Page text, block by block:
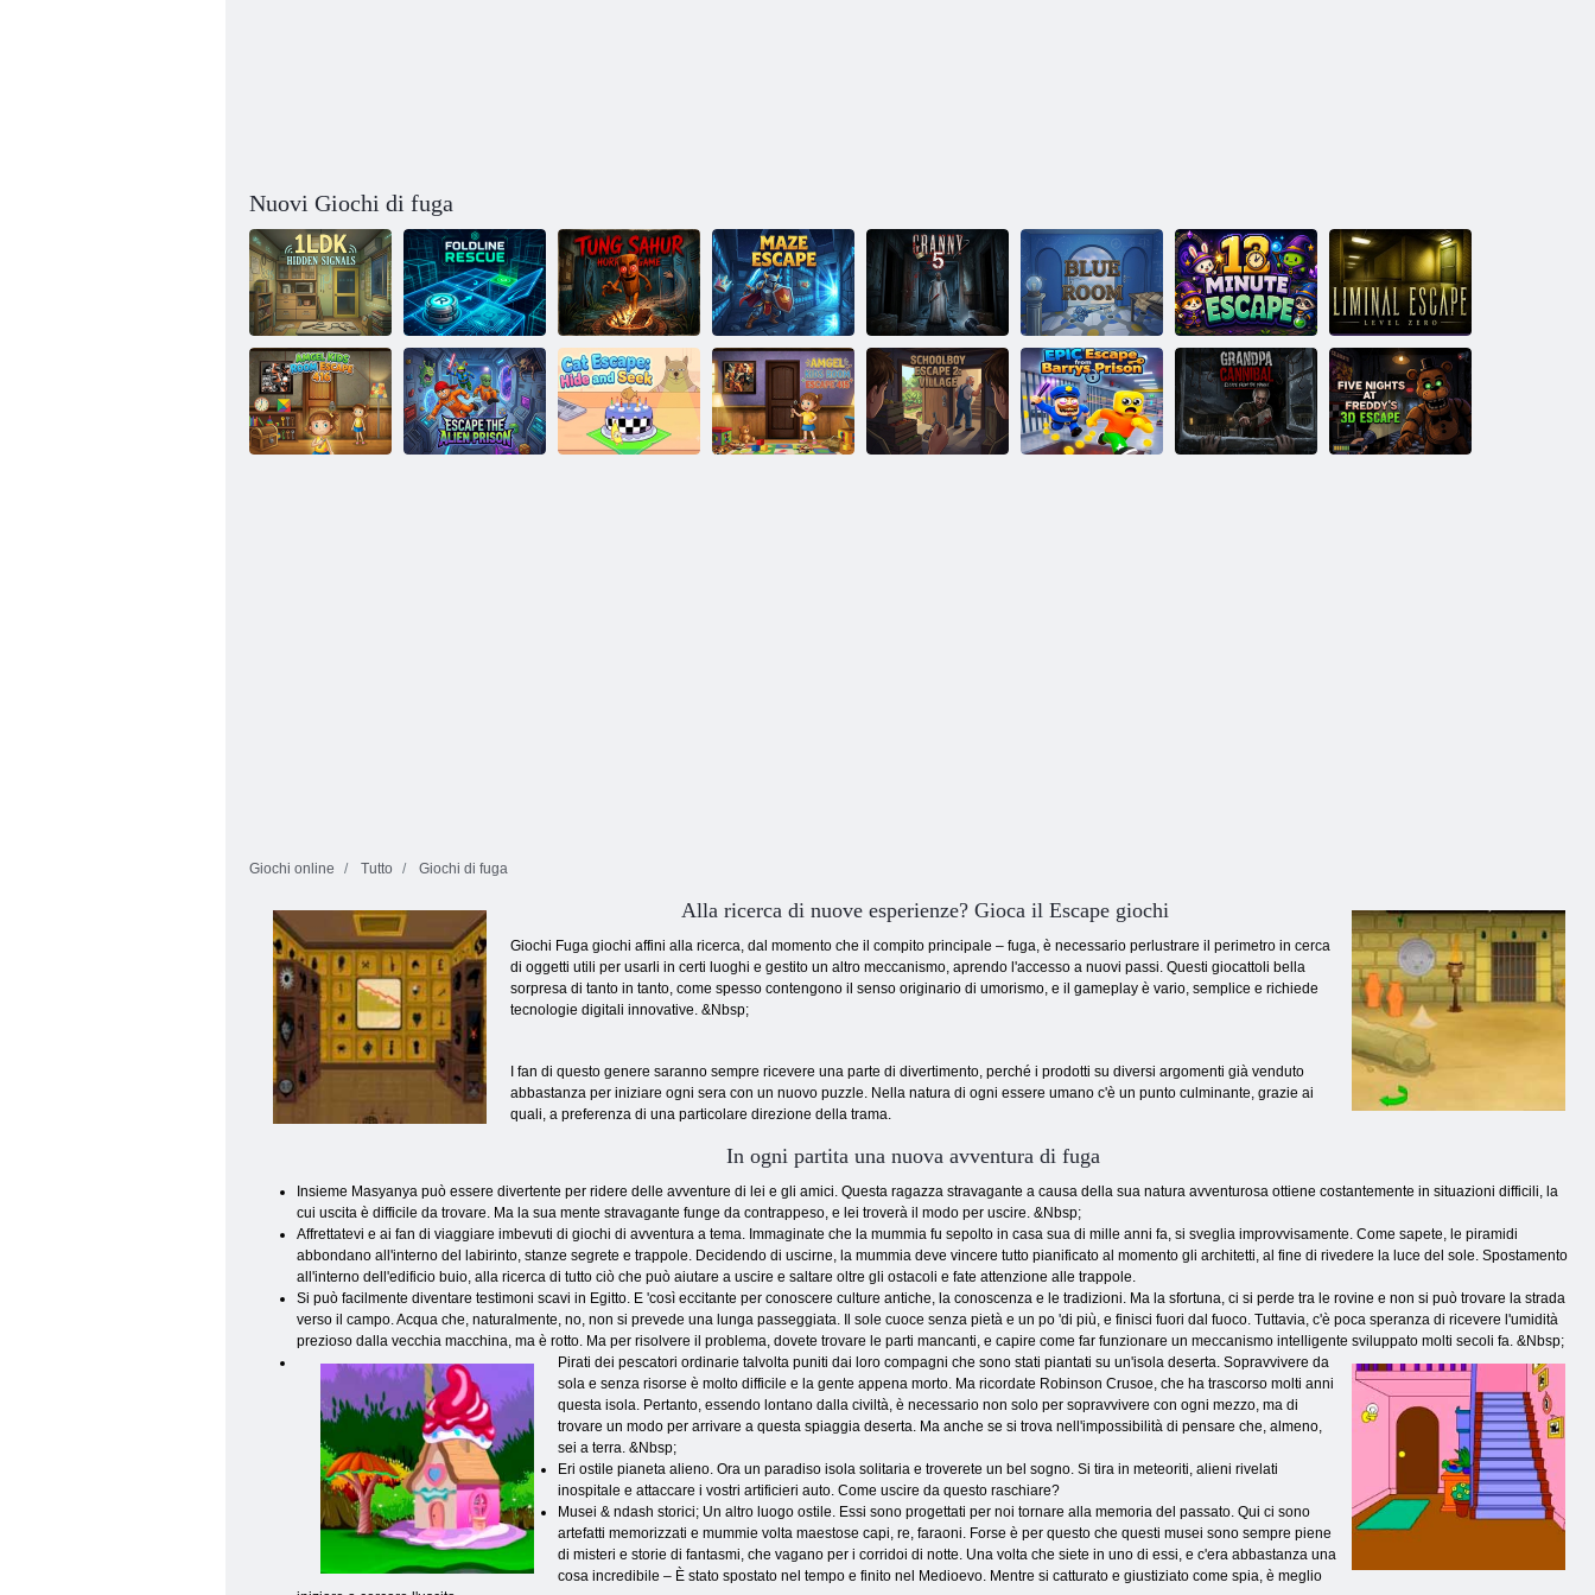
Nuovi Giochi di fuga
1LDK Segnali
nascosti
Salvataggio della
linea di piegatura
Gioco horror di
Tung Sahur
MazeEscape Nonna 5 Camera Blu
Fuga di 12
minuti
Fuga liminale:
livello zero
Giochi online Tutto Giochi di fuga
Alla ricerca di nuove esperienze? Gioca il Escape giochi
Giochi Fuga giochi affini alla ricerca, dal momento che il compito principale – fuga, è necessario perlustrare il perimetro in cerca
di oggetti utili per usarli in certi luoghi e gestito un altro meccanismo, aprendo l'accesso a nuovi passi. Questi giocattoli bella
sorpresa di tanto in tanto, come spesso contengono il senso originario di umorismo, e il gameplay è vario, semplice e richiede
tecnologie digitali innovative. &Nbsp;
I fan di questo genere saranno sempre ricevere una parte di divertimento, perché i prodotti su diversi argomenti già venduto
abbastanza per iniziare ogni sera con un nuovo puzzle. Nella natura di ogni essere umano c'è un punto culminante, grazie ai
quali, a preferenza di una particolare direzione della trama.
In ogni partita una nuova avventura di fuga
Insieme Masyanya può essere divertente per ridere delle avventure di lei e gli amici. Questa ragazza stravagante a causa della sua natura avventurosa ottiene costantemente in situazioni difficili, la
cui uscita è difficile da trovare. Ma la sua mente stravagante funge da contrappeso, e lei troverà il modo per uscire. &Nbsp;
Affrettatevi e ai fan di viaggiare imbevuti di giochi di avventura a tema. Immaginate che la mummia fu sepolto in casa sua di mille anni fa, si sveglia improvvisamente. Come sapete, le piramidi
abbondano all'interno del labirinto, stanze segrete e trappole. Decidendo di uscirne, la mummia deve vincere tutto pianificato al momento gli architetti, al fine di rivedere la luce del sole. Spostamento
all'interno dell'edificio buio, alla ricerca di tutto ciò che può aiutare a uscire e saltare oltre gli ostacoli e fate attenzione alle trappole.
Si può facilmente diventare testimoni scavi in ​​Egitto. E 'così eccitante per conoscere culture antiche, la conoscenza e le tradizioni. Ma la sfortuna, ci si perde tra le rovine e non si può trovare la strada
verso il campo. Acqua che, naturalmente, no, non si prevede una lunga passeggiata. Il sole cuoce senza pietà e un po 'di più, e finisci fuori dal fuoco. Tuttavia, c'è poca speranza di ricevere l'umidità
prezioso dalla vecchia macchina, ma è rotto. Ma per risolvere il problema, dovete trovare le parti mancanti, e capire come far funzionare un meccanismo intelligente sviluppato molti secoli fa. &Nbsp;
Pirati dei pescatori ordinarie talvolta puniti dai loro compagni che sono stati piantati su un'isola deserta. Sopravvivere da
sola e senza risorse è molto difficile e la gente appena morto. Ma ricordate Robinson Crusoe, che ha trascorso molti anni
questa isola. Pertanto, essendo lontano dalla civiltà, è necessario non solo per sopravvivere con ogni mezzo, ma di
trovare un modo per arrivare a questa spiaggia deserta. Ma anche se si trova nell'impossibilità di pensare che, almeno,
sei a terra. &Nbsp;
Eri ostile pianeta alieno. Ora un paradiso isola solitaria e troverete un bel sogno. Si tira in meteoriti, alieni rivelati
inospitale e attaccare i vostri artificieri auto. Come uscire da questo raschiare?
Musei & ndash storici; Un altro luogo ostile. Essi sono progettati per noi tornare alla memoria del passato. Qui ci sono
artefatti memorizzati e mummie volta maestose capi, re, faraoni. Forse è per questo che questi musei sono sempre piene
di misteri e storie di fantasmi, che vagano per i corridoi di notte. Una volta che siete in uno di essi, e c'era abbastanza una
cosa incredibile – È stato spostato nel tempo e finito nel Medioevo. Mentre si catturato e giustiziato come spia, è meglio